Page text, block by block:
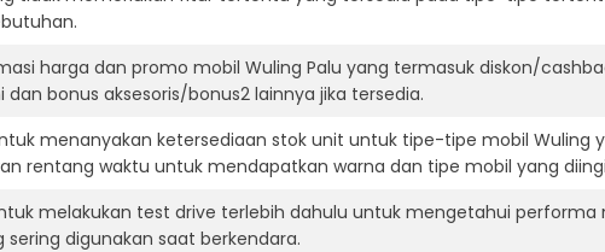
harga dan promo mobil Wuling Palu yang termasuk diskon/
dan bonus aksesoris/bonus2 lainnya jika tersedia.
menanyakan ketersediaan stok unit untuk tipe-tipe mobil
rentang waktu untuk mendapatkan warna dan tipe mobil yang
melakukan test drive terlebih dahulu untuk mengetahui
digunakan saat berkendara.